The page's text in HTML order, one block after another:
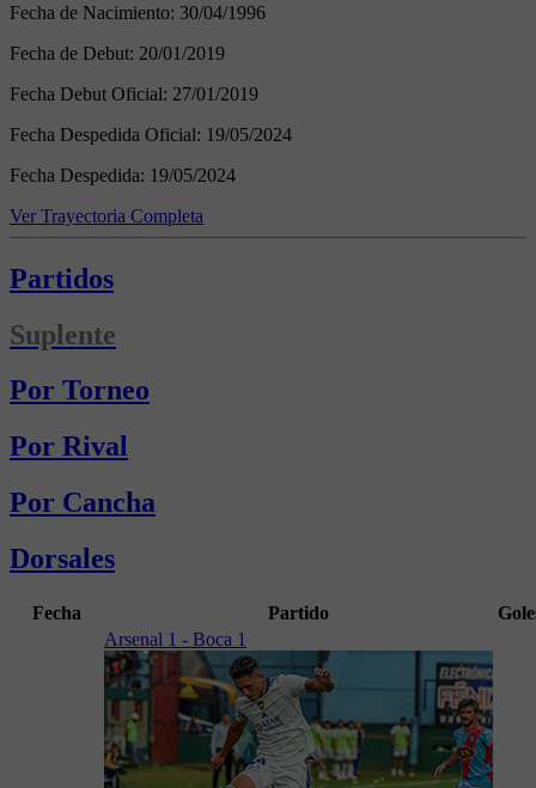
Fecha de Nacimiento: 30/04/1996
Fecha de Debut: 20/01/2019
Fecha Debut Oficial: 27/01/2019
Fecha Despedida Oficial: 19/05/2024
Fecha Despedida: 19/05/2024
Ver Trayectoria Completa
Partidos
Suplente
Por Torneo
Por Rival
Por Cancha
Dorsales
Fecha Partido
Arsenal 1 - Boca 1